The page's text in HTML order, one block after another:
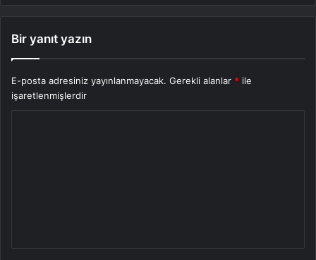
Bir yanıt yazın
E-posta adresiniz yayınlanmayacak. Gerekli alanlar * ile
işaretlenmişlerdir